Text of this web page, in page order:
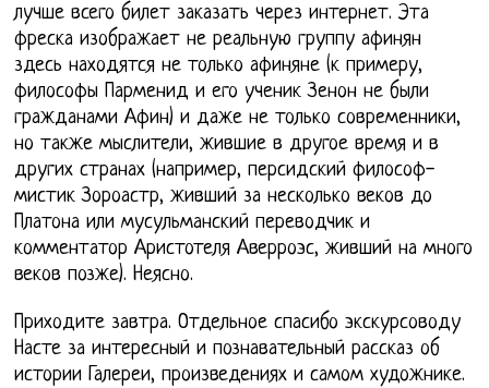
лучше всего билет заказать через интернет. Эта
фреска изображает не реальную группу афинян
здесь находятся не только афиняне (к примеру,
философы Парменид и его ученик Зенон не были
гражданами Афин) и даже не только современники,
но также мыслители, жившие в другое время и в
других странах (например, персидский философ-
мистик Зороастр, живший за несколько веков до
Платона или мусульманский переводчик и
комментатор Аристотеля Аверроэс, живший на много
веков позже). Неясно.
Приходите завтра. Отдельное спасибо экскурсоводу
Насте за интересный и познавательный рассказ об
истории Галереи, произведениях и самом художнике.